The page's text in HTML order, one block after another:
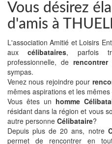
Vous désirez
d'amis à
L'association Amitié et Loisirs
auxcélibataires, parfois
professionnelle, de
sympas.
Venez nous rejoindre pour
mêmes aspirations et les mêmes
Vous êtes un homme
résidant dans la région et vous
autre personne Célibataire?
Depuis plus de 20 ans, notre
permet de rencontrer en